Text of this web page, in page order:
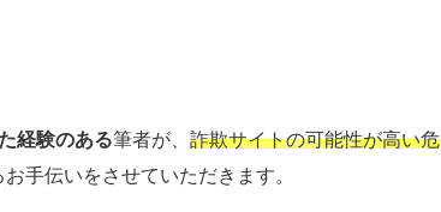
経験のある筆者が、詐欺サイトの可能性が高い危
手伝いをさせていただきます。